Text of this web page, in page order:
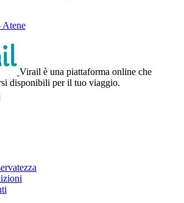
Atene
Virail è una piattaforma online che
disponibili per il tuo viaggio.